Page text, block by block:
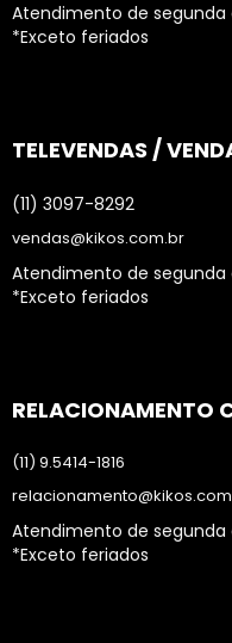
Atendimento de segunda
*Exceto feriados
TELEVENDAS /
(11) 3097-8292
vendas@kikos.com.br
Atendimento de segunda
*Exceto feriados
RELACIONAMENTO
(11) 9.5414-1816
Atendimento de segunda
*Exceto feriados